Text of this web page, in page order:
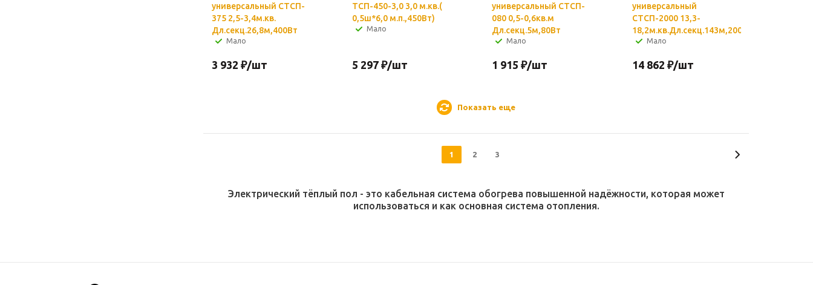
универсальный СТСП-
375 2,5-3,4м.кв.
Дл.секц.26,8м,400Вт
Мало
3 932 ₽/шт
ТСП-450-3,0 3,0 м.кв.(
0,5ш*6,0 м.п.,450Вт)
Мало
5 297₽/шт
универсальный СТСП-
080 0,5-0,6кв.м
Дл.секц.5м,80Вт
Мало
1 915 ₽/шт
универсальный
СТСП-2000 13,3-
18,2м.кв.Дл.секц.143м,2000Вт
Мало
14 862 ₽/шт
Показать еще
1 2 3
Электрический тёплый пол - это кабельная система обогрева повышенной надёжности, которая может
использоваться и как основная система отопления.